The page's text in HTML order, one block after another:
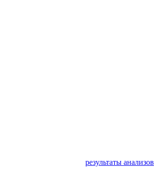
результаты анализов